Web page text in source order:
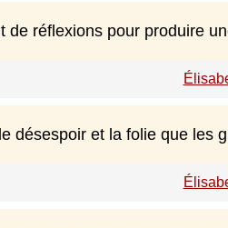
de réflexions pour produire
désespoir et la folie que les